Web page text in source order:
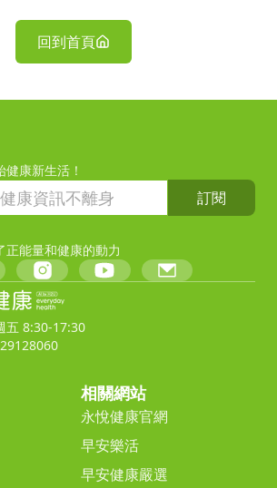
回到首頁
康新生活！
訂閱
正能量和健康的動力
五 8:30-17:30
相關網站
永悅健康官網
早安樂活
早安健康嚴選